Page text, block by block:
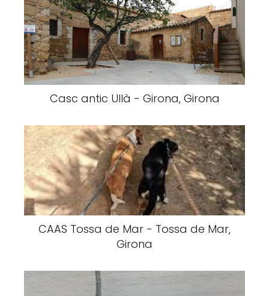
Casc antic Ullà - Girona, Girona
CAAS Tossa de Mar - Tossa de Mar,
Girona